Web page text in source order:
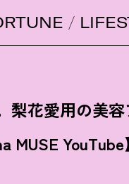
梨花愛用の美
MUSE YouTube】